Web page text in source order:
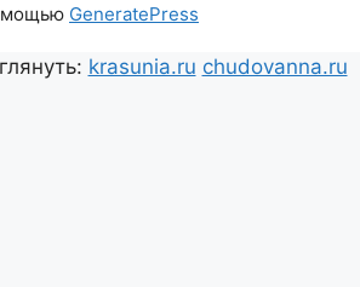
GeneratePress
krasunia.ru chudovanna.ru